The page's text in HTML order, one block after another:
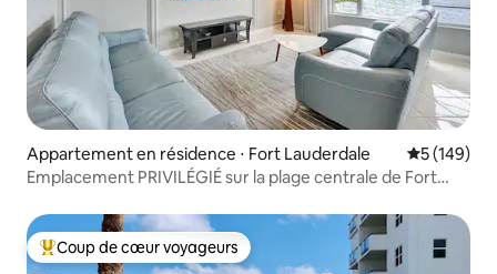
Appartement en résidence ⋅ Fort Lauderdale Évaluation
5 (149)
Emplacement PRIVILÉGIÉ sur la plage centrale de Fort
Coups de cœur voyageurs les plus appréciés
Coup de cœur voyageurs